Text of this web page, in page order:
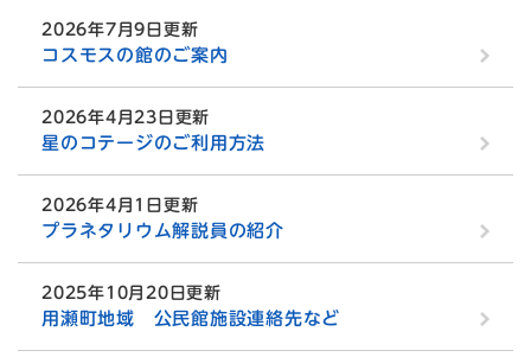
2026年7月9日更新
コスモスの館のご案内
2026年4月23日更新
星のコテージのご利用方法
2026年4月1日更新
プラネタリウム解説員の紹介
2025年10月20日更新
用瀬町地域 公民館施設連絡先など